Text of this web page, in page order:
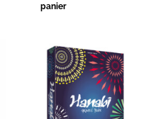
panier